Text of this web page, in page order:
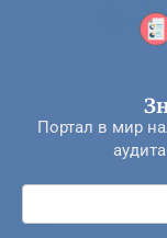
Портал в мир
Поиск: